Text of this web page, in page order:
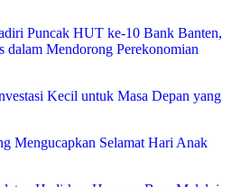
Puncak HUT ke-10 Bank Banten,
dalam Mendorong Perekonomian
Kecil untuk Masa Depan yang
Mengucapkan Selamat Hari Anak